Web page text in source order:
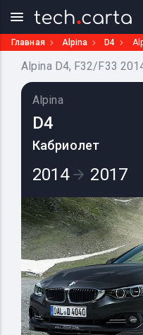
Главная Alpina D4
Alpina D4, F32/F33
Alpina
D4
Кабриолет
2014 2017